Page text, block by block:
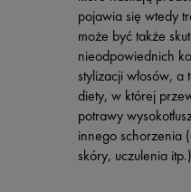
pojawia się wtedy
może być także
nieodpowiednich
stylizacji włosów,
diety, w której
potrawy
innego schorzenia
skóry, uczulenia